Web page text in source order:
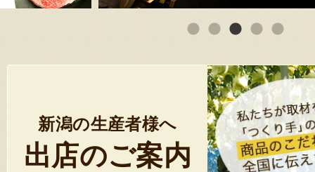
新潟の生産者様へ
出店のご案内